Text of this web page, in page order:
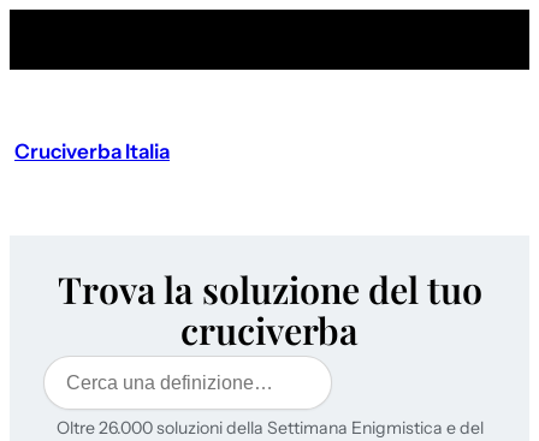
Cruciverba Italia
Trova la soluzione del tuo
cruciverba
Cerca
Oltre 26.000 soluzioni della Settimana Enigmistica e del